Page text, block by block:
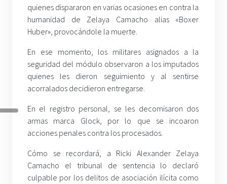
quienes dispararon en varias ocasiones en contra la
humanidad de Zelaya Camacho alias «Boxer
Huber», provocándole la muerte.
En ese momento, los militares asignados a la
seguridad del módulo observaron a los imputados
quienes les dieron seguimiento y al sentirse
acorralados decidieron entregarse.
En el registro personal, se les decomisaron dos
armas marca Glock, por lo que se incoaron
acciones penales contra los procesados.
Cómo se recordará, a Ricki Alexander Zelaya
Camacho el tribunal de sentencia lo declaró
culpable por los delitos de asociación ilícita como